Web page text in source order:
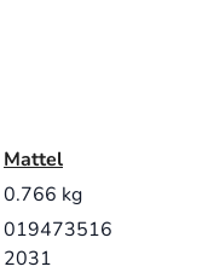
Mattel
0.766 kg
019473516
2031